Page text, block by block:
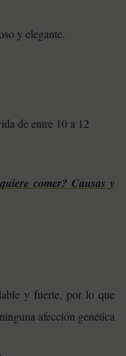
y elegante.
de entre 10 a 12
comer? Causas y
y fuerte, por lo que
afección genética